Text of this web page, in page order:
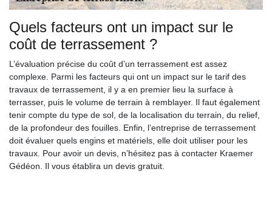
Quels facteurs ont un impact sur le
coût de terrassement ?
L’évaluation précise du coût d’un terrassement est assez
complexe. Parmi les facteurs qui ont un impact sur le tarif des
travaux de terrassement, il y a en premier lieu la surface à
terrasser, puis le volume de terrain à remblayer. Il faut également
tenir compte du type de sol, de la localisation du terrain, du relief,
de la profondeur des fouilles. Enfin, l’entreprise de terrassement
doit évaluer quels engins et matériels, elle doit utiliser pour les
travaux. Pour avoir un devis, n’hésitez pas à contacter Kraemer
Gédéon. Il vous établira un devis gratuit.